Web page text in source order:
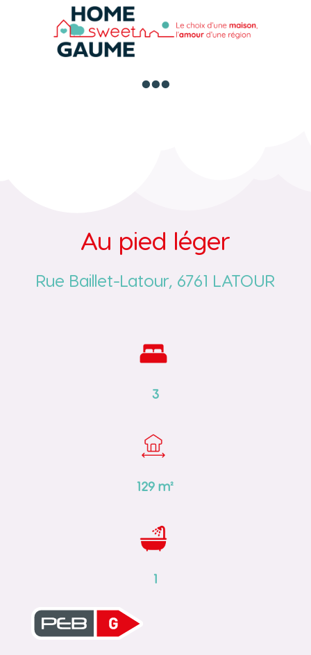

Au pied léger
Rue Baillet-Latour, 6761 LATOUR
3
129m²
1